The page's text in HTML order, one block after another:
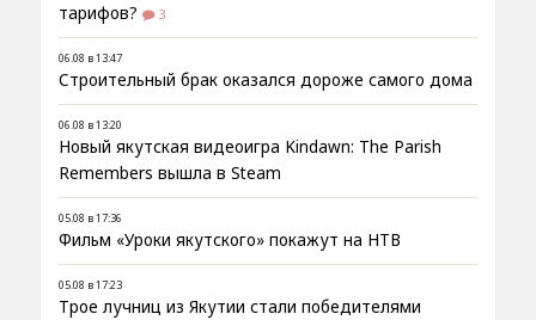
тарифов?
3
06.08 в 13:47
Строительный брак оказался дороже самого дома
06.08 в 13:20
Новый якутская видеоигра Kindawn: The Parish
Remembers вышла в Steam
05.08 в 17:36
Фильм «Уроки якутского» покажут на НТВ
05.08 в 17:23
Трое лучниц из Якутии стали победителями